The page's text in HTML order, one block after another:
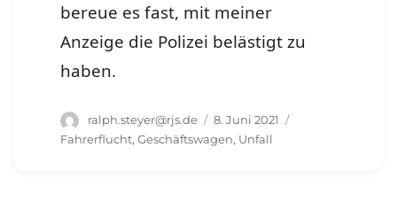
bereue es fast, mit meiner
Anzeige die Polizei belästigt zu
haben.
Autor
ralph.steyer@rjs.de
Veröffentlicht
am
8. Juni 2021
Fahrerflucht,Geschäftswagen, Unfall